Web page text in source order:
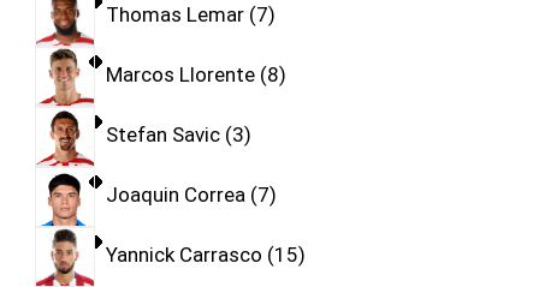
Thomas Lemar 7
Marcos Llorente 8
Stefan Savic 3
Joaquin Correa 7
Yannick Carrasco 15